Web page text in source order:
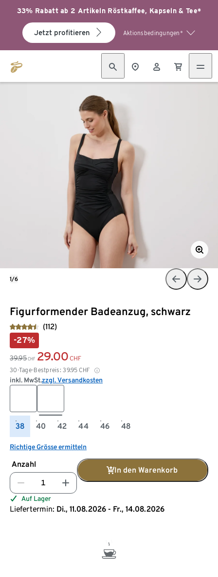
33% Rabatt ab 2 Artikeln Röstkaffee, Kapseln & Tee*
Jetzt profitieren Aktionsbedingungen*
Figurformender Badeanzug, schwarz
(112)
-27%
39.95 CHF 29.00 CHF
30-Tage-Bestpreis: 39.95 CHF
inkl. MwSt.zzgl. Versandkosten
38 40 42 44 46 48
Richtige Grösse ermitteln
Anzahl
In den Warenkorb
Auf Lager
Liefertermin: Di., 11.08.2026 - Fr., 14.08.2026
1/6